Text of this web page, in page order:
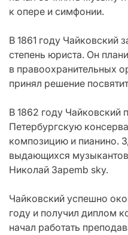
к опере и симфонии.
В 1861 году Чайковский
степень юриста. Он
в правоохранительных
принял решение
В 1862 году Чайковский
Петербургскую
композицию и пианино.
выдающихся
Николай Зареmb sky.
Чайковский успешно
году и получил диплом
начал работать